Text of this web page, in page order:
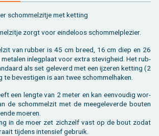
schom­mel­zit­je met ket­ting
zorgt voor ein­de­loos schom­mel­ple­zier.
van rub­ber is 45 cm breed, 16 cm diep en 26
me­ta­len in­leg­plaat voor extra ste­vig­heid. Het rub­
als set ge­le­verd met een ij­ze­ren ket­ting (2
be­ves­ti­gen is aan twee schom­mel­ha­ken.
een leng­te van 2 meter en kan een­vou­dig wor­
de schom­mel­zit met de mee­ge­le­ver­de bou­ten
moe­ren.
in de moer zet zich­zelf vast op de bout zodat
tij­dens in­ten­sief ge­bruik.